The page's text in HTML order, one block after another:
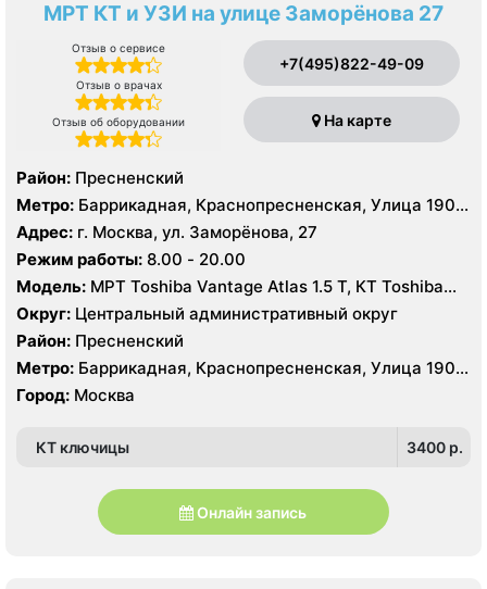
МРТ КТ и УЗИ на улице Заморёнова 27
Отзыв о сервисе
Отзыв о врачах
Отзыв об оборудовании
+7(495)822-49-09
На карте
Район: Пресненский
Метро: Баррикадная, Краснопресненская, Улица 1905
года
Адрес: г. Москва, ул. Заморёнова, 27
Режим работы: 8.00 - 20.00
Модель: МРТ Toshiba Vantage Atlas 1.5 Т, КТ Toshiba
Aquilion 64, УЗИ GE Logiq 7
Округ: Центральный административный округ
Район: Пресненский
Метро: Баррикадная, Краснопресненская, Улица 1905
года
Город: Москва
КТ ключицы 3400 p.
Онлайн запись